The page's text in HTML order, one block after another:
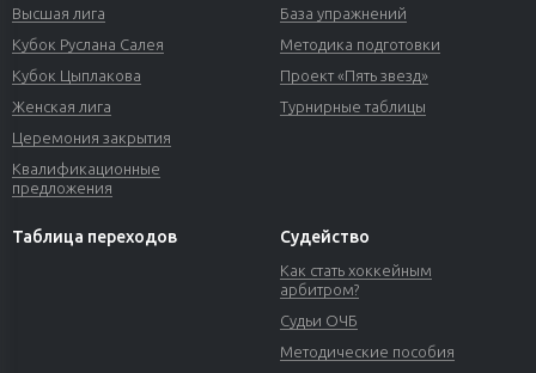
Высшая лига
Кубок Руслана Салея
Кубок Цыплакова
Женская лига
Церемония закрытия
Квалификационные
предложения
База упражнений
Методика подготовки
Проект «Пять звезд»
Турнирные таблицы
Таблица переходов Судейство
Как стать хоккейным
арбитром?
Судьи ОЧБ
Методические пособия